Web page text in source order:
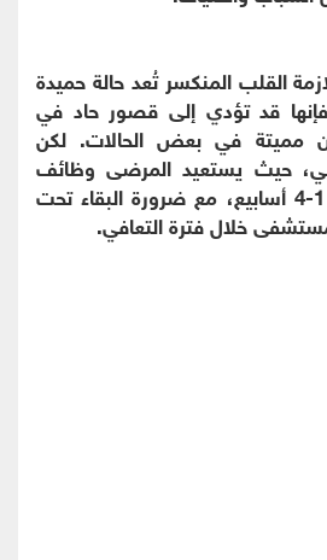
القلب المنكسر تُعد حالة حميدة
قد تؤدي إلى قصور حاد في
مميتة في بعض الحالات. لكن
حيث يستعيد المرضى وظائف
القلب الطبيعية خلال 1-4 أسابيع، مع ضرورة البقاء تحت
خلال فترة التعافي.